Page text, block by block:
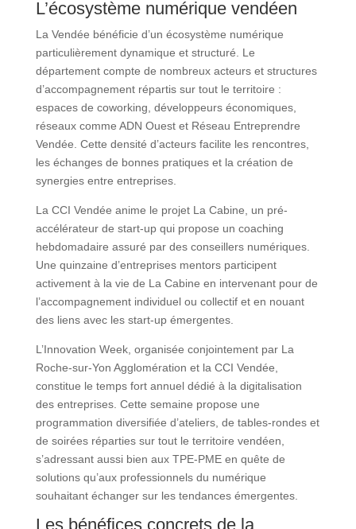
L’écosystème numérique vendéen
La Vendée bénéficie d’un écosystème numérique
particulièrement dynamique et structuré. Le
département compte de nombreux acteurs et structures
d’accompagnement répartis sur tout le territoire :
espaces de coworking, développeurs économiques,
réseaux comme ADN Ouest et Réseau Entreprendre
Vendée. Cette densité d’acteurs facilite les rencontres,
les échanges de bonnes pratiques et la création de
synergies entre entreprises.
La CCI Vendée anime le projet La Cabine, un pré-
accélérateur de start-up qui propose un coaching
hebdomadaire assuré par des conseillers numériques.
Une quinzaine d’entreprises mentors participent
activement à la vie de La Cabine en intervenant pour de
l’accompagnement individuel ou collectif et en nouant
des liens avec les start-up émergentes.
L’Innovation Week, organisée conjointement par La
Roche-sur-Yon Agglomération et la CCI Vendée,
constitue le temps fort annuel dédié à la digitalisation
des entreprises. Cette semaine propose une
programmation diversifiée d’ateliers, de tables-rondes et
de soirées réparties sur tout le territoire vendéen,
s’adressant aussi bien aux TPE-PME en quête de
solutions qu’aux professionnels du numérique
souhaitant échanger sur les tendances émergentes.
Les bénéfices concrets de la